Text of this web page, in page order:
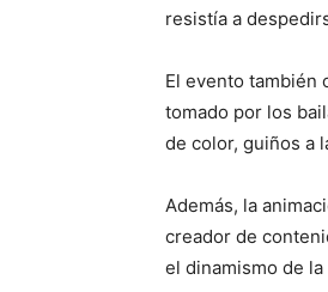
resistía a
El evento también
tomado por los
de color, guiños a
Además, la
creador de
el dinamismo de la